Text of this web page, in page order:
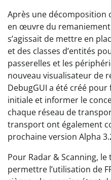
Après une décomposition
en œuvre du
s’agissait de mettre en
et des classes d’entités
passerelles et les
nouveau visualisateur de
DebugGUI a été créé
initiale et informer le
chaque réseau de
transport ont également
prochaine version Alpha
Pour Radar & Scanning,
permettre l’utilisation de